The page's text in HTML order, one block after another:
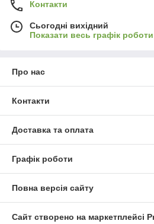
Контакти
Сьогодні вихідний
Показати весь графік роботи
Про нас
Контакти
Доставка та оплата
Графік роботи
Повна версія сайту
Сайт створено на маркетплейсі